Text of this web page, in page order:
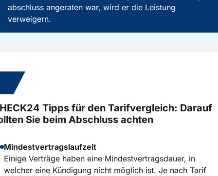
abschluss angeraten war, wird er die Leistung
verweigern.
Tipps für den Tarifvergleich: Darauf
Sie beim Abschluss achten
Mindestvertragslaufzeit
Einige Verträge haben eine Mindestvertragsdauer, in
welcher eine Kündigung nicht möglich ist. Je nach Tarif